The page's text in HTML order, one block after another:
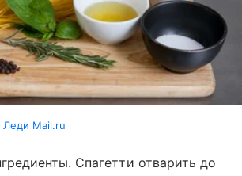
Леди Mail.ru
Спагетти отварить до